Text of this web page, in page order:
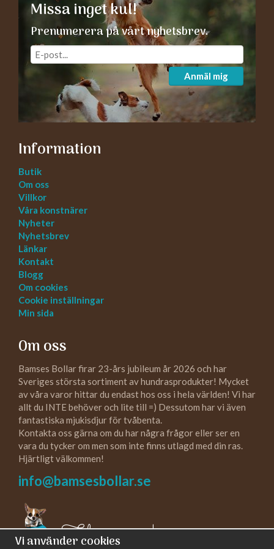
Missa inget kul!
Prenumerera på vårt nyhetsbrev.
Anmäl mig
Information
Butik
Om oss
Villkor
Våra konstnärer
Nyheter
Nyhetsbrev
Länkar
Kontakt
Blogg
Om cookies
Cookie inställningar
Min sida
Om oss
Bamses Bollar firar 23-års jubileum år 2026 och har
Sveriges största sortiment av hundrasprodukter! Mycket
av våra varor hittar du endast hos oss i hela världen! Vi har
allt du INTE behöver och lite till =) Dessutom har vi även
fantastiska mjukisdjur för tvåbenta.
Kontakta oss gärna om du har några frågor eller ser en
vara du tycker om men som inte finns utlagd med din ras.
Hjärtligt välkommen!
info@bamsesbollar.se
Följ oss gärna!
Vi använder cookies